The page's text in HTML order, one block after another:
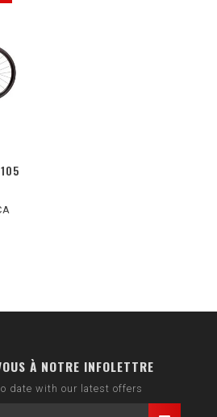
À NOTRE INFOLETTRE
date with our latest offers